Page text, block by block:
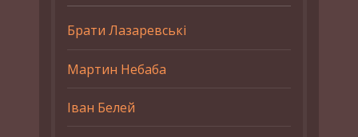
Брати Лазаревські
Мартин Небаба
Іван Белей